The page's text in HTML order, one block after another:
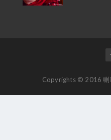
Copyrights © 2016 喇